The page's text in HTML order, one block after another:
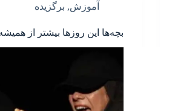
آموزش, برگزیده
بچه‌ها این روزها بیشتر از